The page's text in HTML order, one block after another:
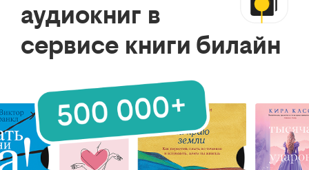
аудиокниг в
сервисе книги билайн